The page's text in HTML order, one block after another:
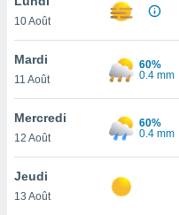
qu'ils
ou
le
ainsi
un
10 Août
Mardi
11 Août
60%
0.4 mm
Mercredi
12 Août
60%
0.4 mm
Jeudi
13 Août